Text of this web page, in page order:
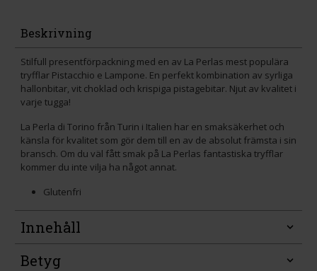
Beskrivning
Stilfull presentförpackning med en av La Perlas mest populära
tryfflar Pistacchio e Lampone. En perfekt kombination av syrliga
hallonbitar, vit choklad och krispiga pistagebitar. Njut av kvalitet i
varje tugga!
La Perla di Torino från Turin i Italien har en smaksäkerhet och
känsla för kvalitet som gör dem till en av de absolut främsta i sin
bransch. Om du väl fått smak på La Perlas fantastiska tryfflar
kommer du inte vilja ha något annat.
Glutenfri
Innehåll
Betyg